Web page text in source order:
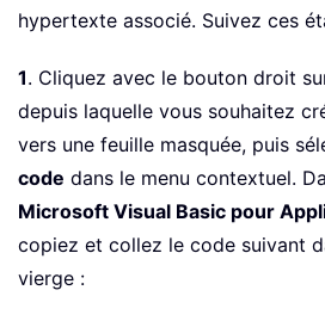
hypertexte associé. Suivez ces
1. Cliquez avec le bouton droit
depuis laquelle vous souhaitez
vers une feuille masquée, puis
code dans le menu contextuel.
Microsoft Visual Basic pour
copiez et collez le code suivant
vierge :